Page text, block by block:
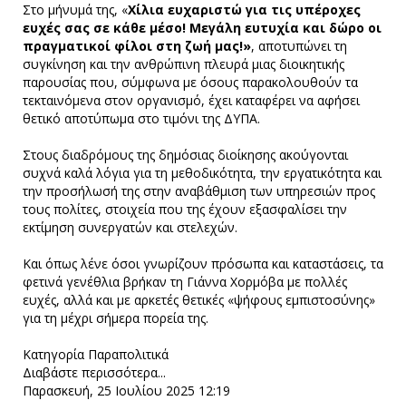
Στο μήνυμά της, «Χίλια ευχαριστώ για τις υπέροχες
ευχές σας σε κάθε μέσο! Μεγάλη ευτυχία και δώρο οι
πραγματικοί φίλοι στη ζωή μας!», αποτυπώνει τη
συγκίνηση και την ανθρώπινη πλευρά μιας διοικητικής
παρουσίας που, σύμφωνα με όσους παρακολουθούν τα
τεκταινόμενα στον οργανισμό, έχει καταφέρει να αφήσει
θετικό αποτύπωμα στο τιμόνι της ΔΥΠΑ.
Στους διαδρόμους της δημόσιας διοίκησης ακούγονται
συχνά καλά λόγια για τη μεθοδικότητα, την εργατικότητα και
την προσήλωσή της στην αναβάθμιση των υπηρεσιών προς
τους πολίτες, στοιχεία που της έχουν εξασφαλίσει την
εκτίμηση συνεργατών και στελεχών.
Και όπως λένε όσοι γνωρίζουν πρόσωπα και καταστάσεις, τα
φετινά γενέθλια βρήκαν τη Γιάννα Χορμόβα με πολλές
ευχές, αλλά και με αρκετές θετικές «ψήφους εμπιστοσύνης»
για τη μέχρι σήμερα πορεία της.
Κατηγορία Παραπολιτικά
Διαβάστε περισσότερα...
Παρασκευή, 25 Ιουλίου 2025 12:19